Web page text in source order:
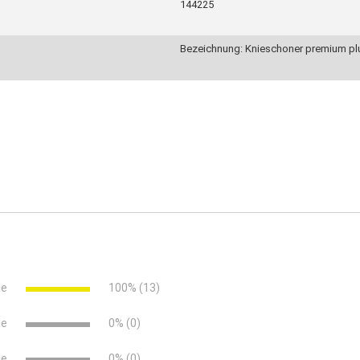
144225
Bezeichnung: Knieschoner premium
100% (13)
0% (0)